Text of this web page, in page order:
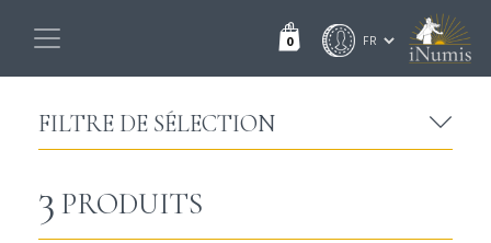
0
FILTRE DE SÉLECTION
3 PRODUITS